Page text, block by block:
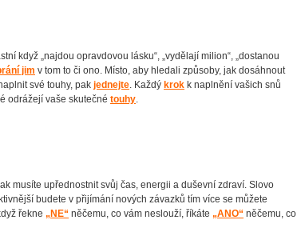
když „najdou opravdovou lásku“, „vydělají milion“, „dostanou
jim v tom to či ono. Místo, aby hledali způsoby, jak dosáhnout
své touhy, pak jednejte. Každý krok k naplnění vašich snů
odrážejí vaše skutečné touhy.
musíte upřednostnit svůj čas, energii a duševní zdraví. Slovo
budete v přijímání nových závazků tím více se můžete
řekne „NE“ něčemu, co vám neslouží, říkáte „ANO“ něčemu, co